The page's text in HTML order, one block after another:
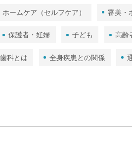
ホームケア（セルフケア） 審美・
保護者・妊婦 子ども 高齢
科とは 全身疾患との関係